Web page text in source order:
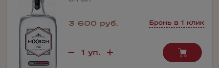
3 600 руб. Бронь в 1 клик